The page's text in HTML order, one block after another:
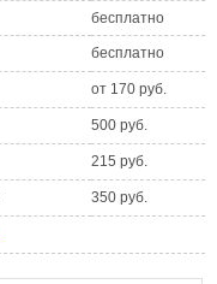
бесплатно
бесплатно
от 170 руб.
500 руб.
215 руб.
350 руб.